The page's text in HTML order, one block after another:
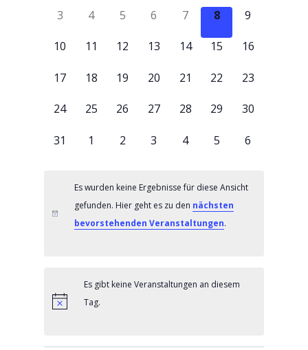
Navigation
0
3
0
4
0
5
0
6
0
7
0
8
0
9
010
011
012
013
014
015
016
017
018
019
0
20
0
21
0
22
0
23
0
24
0
25
0
26
0
27
0
28
0
29
0
30
0
31
01
0
2
0
3
0
4
0
5
0
6
Es wurden keine Ergebnisse für diese Ansicht
gefunden. Hier geht es zu den nächsten
bevorstehenden Veranstaltungen.
Es gibt keine Veranstaltungen an diesem
Tag.